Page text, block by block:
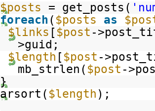
$posts = get_posts(
foreach ( $posts as
$links [ $post -
>guid;
$length [ $post -
mb_strlen( $post -
}
arsort( $length );